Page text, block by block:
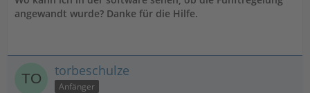
angewandt wurde? Danke für die Hilfe.
torbeschulze
Anfänger